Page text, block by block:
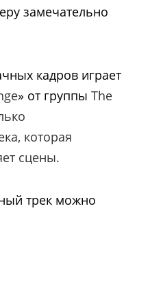
замечательно
кадров играет
» от группы The
которая
сцены.
трек можно